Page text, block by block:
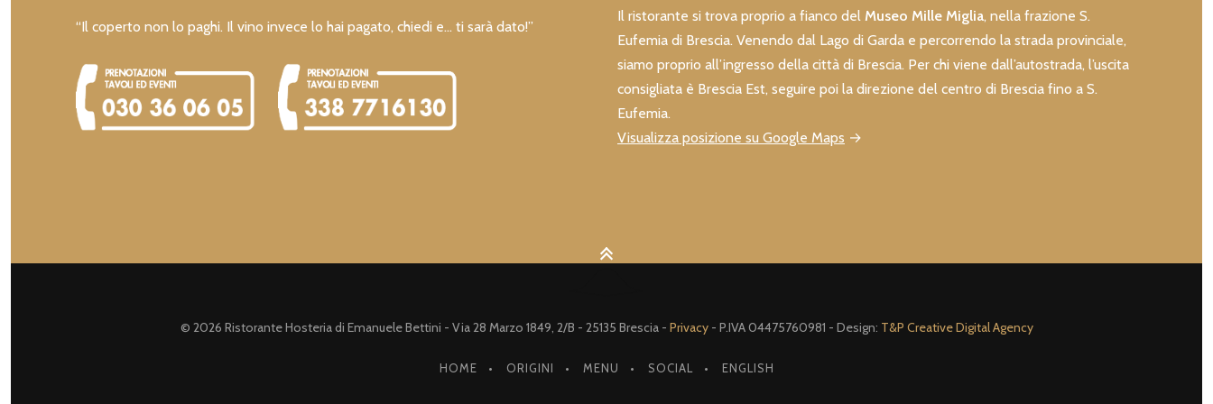
“Il coperto non lo paghi. Il vino invece lo hai pagato, chiedi e… ti sarà dato!”
Il ristorante si trova proprio a fianco del Museo Mille Miglia, nella frazione S.
Eufemia di Brescia. Venendo dal Lago di Garda e percorrendo la strada provinciale,
siamo proprio all’ingresso della città di Brescia. Per chi viene dall’autostrada, l’uscita
consigliata è Brescia Est, seguire poi la direzione del centro di Brescia fino a S.
Eufemia.
Visualizza posizione su Google Maps →
© 2026 Ristorante Hosteria di Emanuele Bettini - Via 28 Marzo 1849, 2/B - 25135 Brescia - Privacy- P.IVA 04475760981 - Design: T&P Creative Digital Agency
HOME ORIGINI MENU SOCIAL ENGLISH